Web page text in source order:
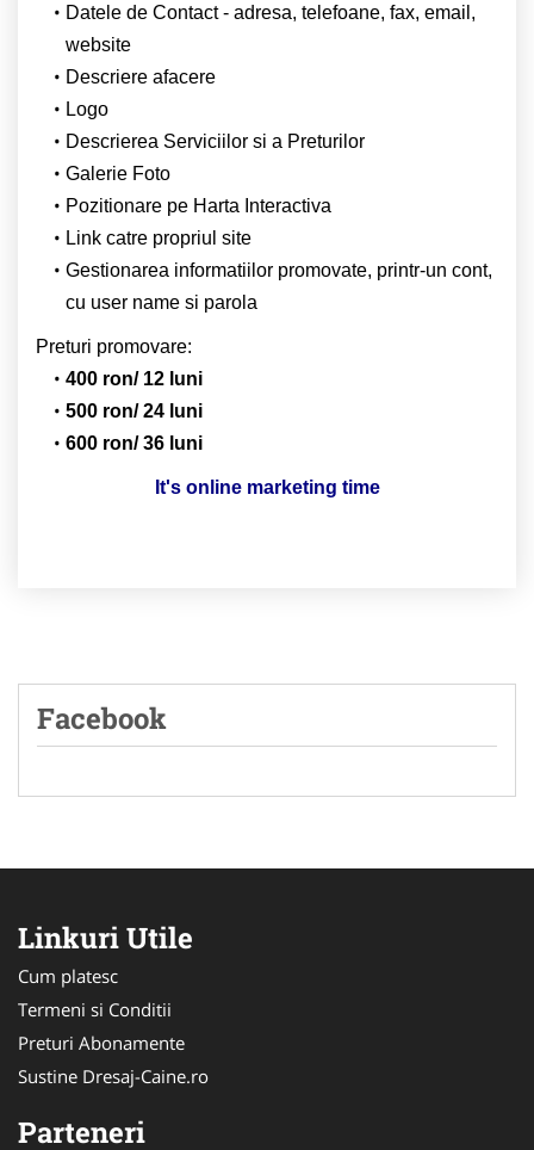
Datele de Contact - adresa, telefoane, fax, email,
website
Descriere afacere
Logo
Descrierea Serviciilor si a Preturilor
Galerie Foto
Pozitionare pe Harta Interactiva
Link catre propriul site
Gestionarea informatiilor promovate, printr-un cont,
cu user name si parola
Preturi promovare:
400 ron/ 12 luni
500 ron/ 24 luni
600 ron/ 36 luni
It's online marketing time
Facebook
Linkuri Utile
Cum platesc
Termeni si Conditii
Preturi Abonamente
Sustine Dresaj-Caine.ro
Parteneri